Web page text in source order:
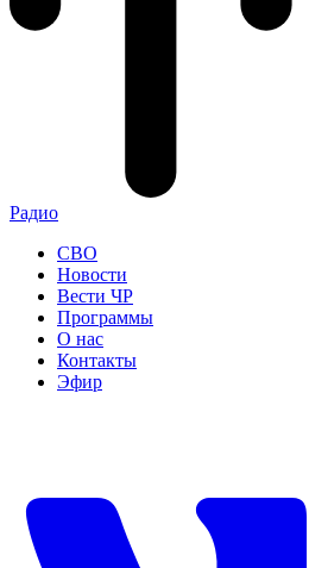
Радио
СВО
Новости
Вести ЧР
Программы
О нас
Контакты
Эфир